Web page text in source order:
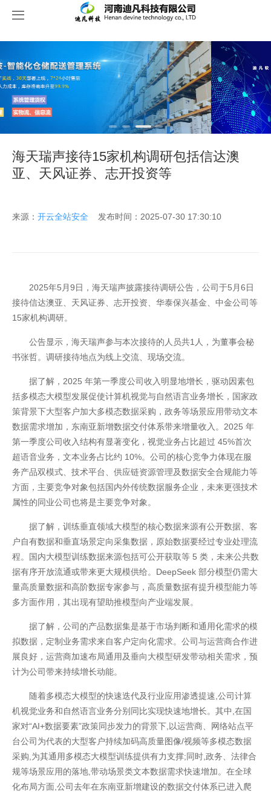
开云全站
海天瑞声接待15家机构调研包括信达澳
亚、天风证券、志开投资等
来源： 开云全站安全 发布时间：2025-07-30 17:30:10
2025年5月9日，海天瑞声披露接待调研公告，公司于5月6日
接待信达澳亚、天风证券、志开投资、华泰保兴基金、中金公司等
15家机构调研。
公告显示，海天瑞声参与本次接待的人员共1人，为董事会秘
书张哲。调研接待地点为线上交流、现场交流。
据了解，2025 年第一季度公司收入明显地增长，驱动因素包
括多模态大模型发展促使计算机视觉与自然语言业务增长，国家政
策背景下大型客户加大多模态数据采购，政务等场景应用带动文本
数据需求增加，东南亚新增数据交付体系带来增量收入。2025 年
第一季度公司收入结构有显著变化，视觉业务占比超过 45%首次
超语音业务，文本业务占比约 10%。公司的核心竞争力体现在服
务产品双模式、技术平台、供应链资源管理及数据安全合规能力等
方面，主要竞争对象包括国内外传统数据服务企业，未来更强技术
属性的同业公司也将是主要竞争对象。
据了解，训练垂直领域大模型的核心数据来源有公开数据、客
户自有数据和垂直场景定向采集数据，原始数据要经过专业处理流
程。国内大模型训练数据来源包括可公开获取等 5 类，未来公共数
据有序开放流通或带来更大规模供给。DeepSeek 部分模型仍需大
量高质量数据和高阶数据专家参与，高质量数据有提升模型能力等
多方面作用，其出现有望助推模型向产业端发展。
据了解，公司的产品数据集是基于市场判断和通用化需求的模
拟数据，定制业务需求来自客户定向化需求。公司与运营商合作进
展良好，运营商加速布局通用及垂向大模型研发带动相关需求，预
计为公司带来持续增长动能。
随着多模态大模型的快速迭代及行业应用渗透提速,公司计算
机视觉业务和自然语言业务分别同比实现快速地增长。其中,在国
家对“AI+数据要素”政策同步发力的背景下,以运营商、网络站点平
台公司为代表的大型客户持续加码高质量图像/视频等多模态数据
采购,为其通用多模态大模型训练提供有力支撑;同时,政务、法律合
规等场景应用的落地,带动场景类文本数据需求快速增加。在全球
化布局方面,公司去年在东南亚新增建设的数据交付体系已进入爬